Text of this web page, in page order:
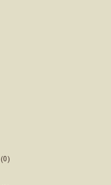
(0)